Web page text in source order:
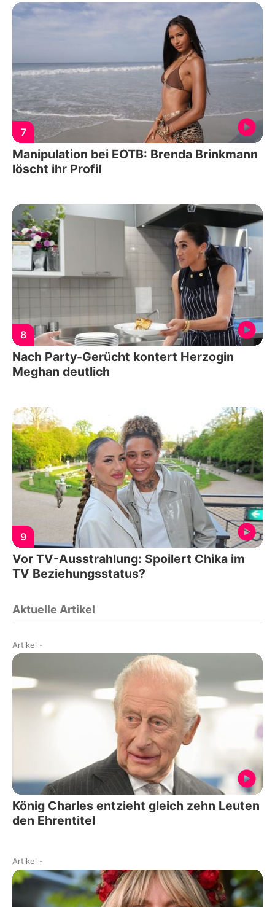
7
Manipulation bei EOTB: Brenda Brinkmann
löscht ihr Profil
8
Nach Party-Gerücht kontert Herzogin
Meghan deutlich
9
Vor TV-Ausstrahlung: Spoilert Chika im
TV Beziehungsstatus?
Aktuelle Artikel
Artikel -
König Charles entzieht gleich zehn Leuten
den Ehrentitel
Artikel -